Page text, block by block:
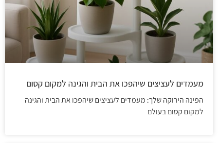
מעמדים לעציצים שיהפכו את הבית והגינה למקום קסום
הפינה הירוקה שלך: מעמדים לעציצים שיהפכו את הבית והגינה
למקום קסום בעולם